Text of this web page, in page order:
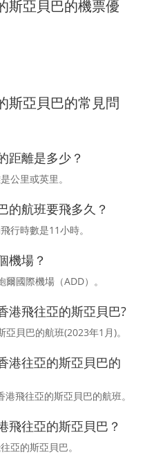
斯亞貝巴的機票優
斯亞貝巴的常見問
距離是多少？
公里或英里。
的航班要飛多久？
行時數是11小時。
機場？
國際機場（ADD）。
港飛往亞的斯亞貝巴?
貝巴的航班(2023年1月)。
港往亞的斯亞貝巴的
飛往亞的斯亞貝巴的航班。
飛往亞的斯亞貝巴？
亞的斯亞貝巴。